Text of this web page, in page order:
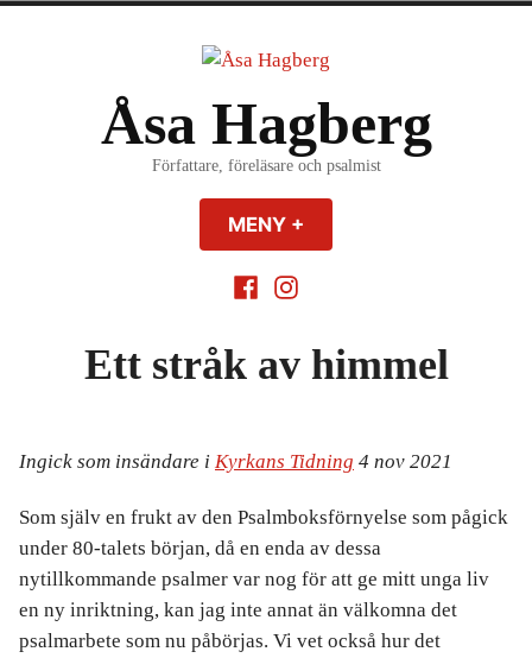
Åsa Hagberg
Författare, föreläsare och psalmist
MENY +
FacebookInsagram
Ett stråk av himmel
Ingick som insändare i Kyrkans Tidning 4 nov 2021
Som själv en frukt av den Psalmboksförnyelse som pågick
under 80-talets början, då en enda av dessa
nytillkommande psalmer var nog för att ge mitt unga liv
en ny inriktning, kan jag inte annat än välkomna det
psalmarbete som nu påbörjas. Vi vet också hur det